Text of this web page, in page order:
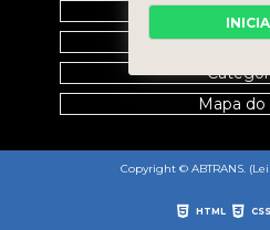
Mapa
Copyright © ABTRANS. (Lei
HTML CSS